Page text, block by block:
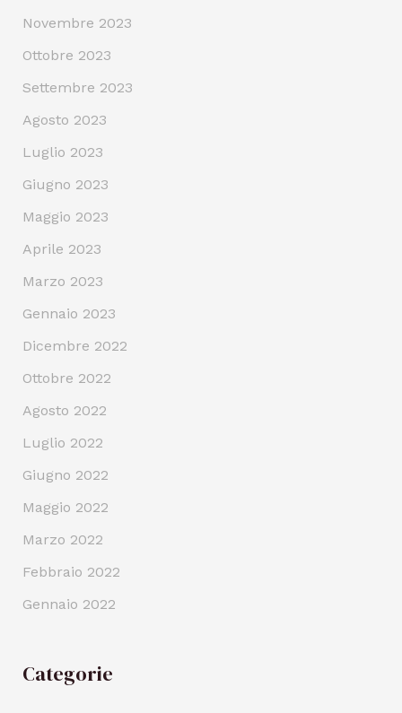
Novembre 2023
Ottobre 2023
Settembre 2023
Agosto 2023
Luglio 2023
Giugno 2023
Maggio 2023
Aprile 2023
Marzo 2023
Gennaio 2023
Dicembre 2022
Ottobre 2022
Agosto 2022
Luglio 2022
Giugno 2022
Maggio 2022
Marzo 2022
Febbraio 2022
Gennaio 2022
Categorie